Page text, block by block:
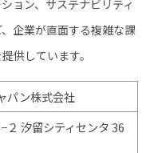
ョン、サステナビリティ
企業が直面する複雑な課
供しています。
パン株式会社
２ 汐留シティセンタ 36